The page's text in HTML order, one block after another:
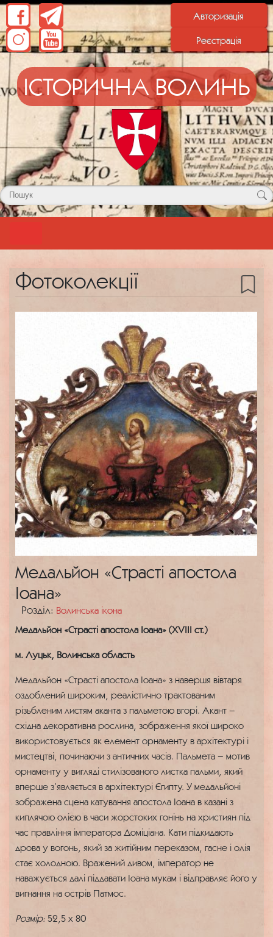
Авторизація
Реєстрація
ІСТОРИЧНА ВОЛИНЬ
Фотоколекції
Mедальйон «Страсті апостола
Іоана»
Розділ: Волинська ікона
Mедальйон «Страсті апостола Іоана» (ХVIII ст.)
м. Луцьк, Волинська область
Mедальйон «Страсті апостола Іоана» з навершя вівтаря
оздоблений широким, реалістично трактованим
різьбленим листям аканта з пальметою вгорі. Акант –
східна декоративна рослина, зображення якої широко
використовується як елемент орнаменту в архітектурі і
мистецтві, починаючи з античних часів. Пальмета – мотив
орнаменту у вигляді стилізованого листка пальми, який
вперше з’являється в архітектурі Єгипту. У медальйоні
зображена сцена катування апостола Іоана в казані з
киплячою олією в часи жорстоких гонінь на християн під
час правління імператора Доміціана. Кати підкидають
дрова у вогонь, який за житійним переказом, гасне і олія
стає холодною. Вражений дивом, імператор не
наважується далі піддавати Іоана мукам і відправляє його у
вигнання на острів Патмос.
Розмір: 52,5 x 80